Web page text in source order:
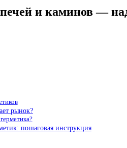
и каминов —
рынок?
пошаговая инструкция